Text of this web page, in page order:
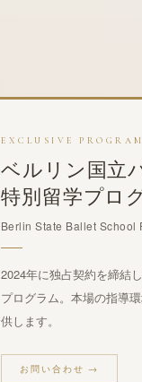
EXCLUSIVE PROGRAM
ベルリン国立
特別留学プロ
Berlin State Ballet School
2024年に独占契約を締結
プログラム。本場の指導
供します。
お問い合わせ →